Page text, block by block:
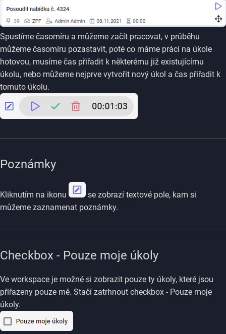
Spustíme časomíru a můžeme začít pracovat, v průběhu
můžeme časomíru pozastavit, poté co máme práci na úkole
hotovou, musíme čas přiřadit k některému již existujícímu
úkolu, nebo můžeme nejprve vytvořit nový úkol a čas přiřadit k
tomuto úkolu.
Poznámky
Kliknutím na ikonu
se zobrazí textové pole, kam si
můžeme zaznamenat poznámky.
Checkbox - Pouze moje úkoly
Ve workspace je možné si zobrazit pouze ty úkoly, které jsou
přiřazeny pouze mě. Stačí zatrhnout checkbox - Pouze moje
úkoly.